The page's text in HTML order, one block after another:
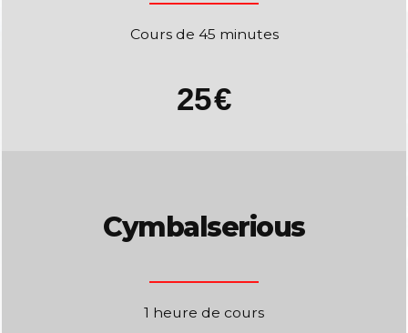
Cours de 45 minutes
25€
Cymbalserious
1 heure de cours